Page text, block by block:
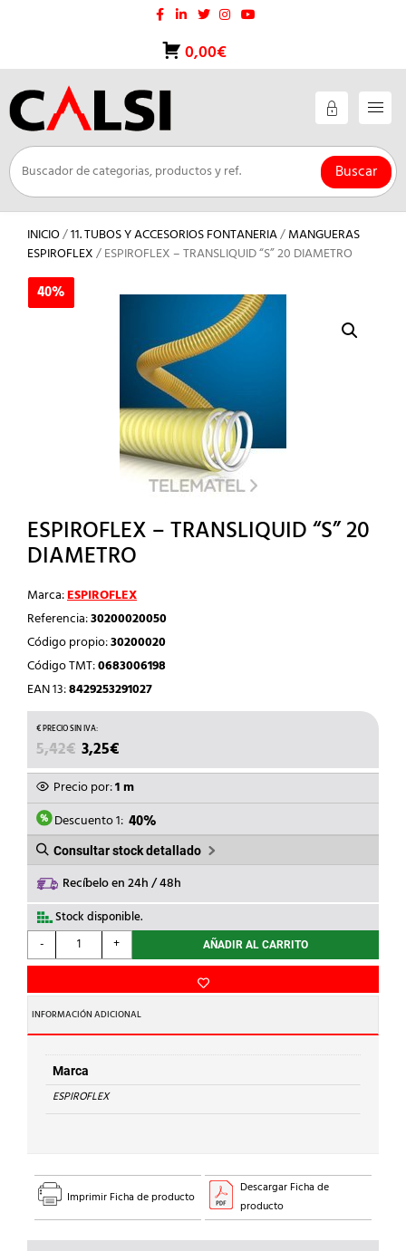
0,00€
Buscar
INICIO/11. TUBOS Y ACCESORIOS FONTANERIA/MANGUERAS
ESPIROFLEX/ ESPIROFLEX – TRANSLIQUID “S” 20 DIAMETRO
40%
ESPIROFLEX – TRANSLIQUID “S” 20
DIAMETRO
Marca:ESPIROFLEX
Referencia:30200020050
Código propio:30200020
Código TMT:0683006198
EAN 13:8429253291027
5,42€ EL
PRECIO
ORIGINAL
ERA:
5,42€.
3,25€
PRECIO
ACTUAL
ES:
3,25€.
Precio por:1 m
Descuento 1: 40%
Consultar stock detallado
Recíbelo en 24h / 48h
Stock disponible.
-
ESPIROFLEX
-
"S"
20
DIAMETRO
cantidad
+ AÑADIR AL CARRITO
INFORMACIÓN ADICIONAL
Marca
ESPIROFLEX
40%
Imprimir Ficha de producto
Descargar Ficha de
producto